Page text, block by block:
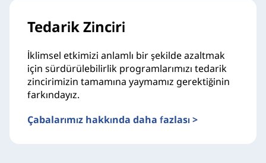
Tedarik Zinciri
İklimsel etkimizi anlamlı bir şekilde azaltmak
için sürdürülebilirlik programlarımızı tedarik
zincirimizin tamamına yaymamız gerektiğinin
farkındayız.
Çabalarımız hakkında daha fazlası >